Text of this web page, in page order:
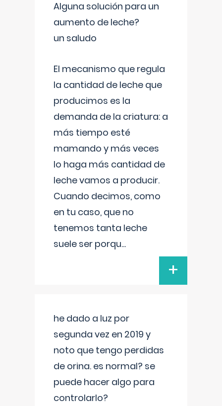
Alguna solución para un
aumento de leche?
un saludo
El mecanismo que regula
la cantidad de leche que
producimos es la
demanda de la criatura: a
más tiempo esté
mamando y más veces
lo haga más cantidad de
leche vamos a producir.
Cuando decimos, como
en tu caso, que no
tenemos tanta leche
suele ser porqu...
+
he dado a luz por
segunda vez en 2019 y
noto que tengo perdidas
de orina. es normal? se
puede hacer algo para
controlarlo?